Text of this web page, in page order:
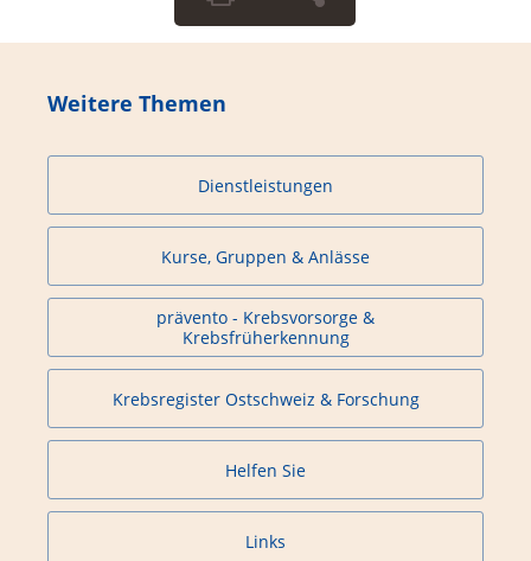
Weitere Themen
Dienstleistungen
Kurse, Gruppen & Anlässe
prävento - Krebsvorsorge &
Krebsfrüherkennung
Krebsregister Ostschweiz & Forschung
Helfen Sie
Links